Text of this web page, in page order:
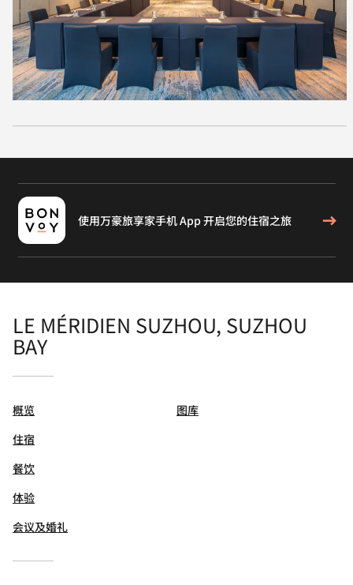
使用万豪旅享家手机 App 开启您的住宿之旅
LE MÉRIDIEN SUZHOU, SUZHOU
BAY
概览
住宿
餐饮
体验
会议及婚礼
图库